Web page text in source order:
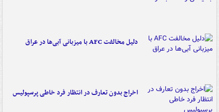
دلیل مخالفت AFC با میزبانی آبی‌ها در عراق
اخراج بدون تعارف در انتظار فرد خاطی پرسپولیس